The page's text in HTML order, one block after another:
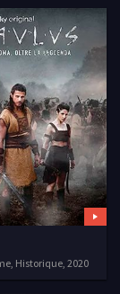
Historique, 2020